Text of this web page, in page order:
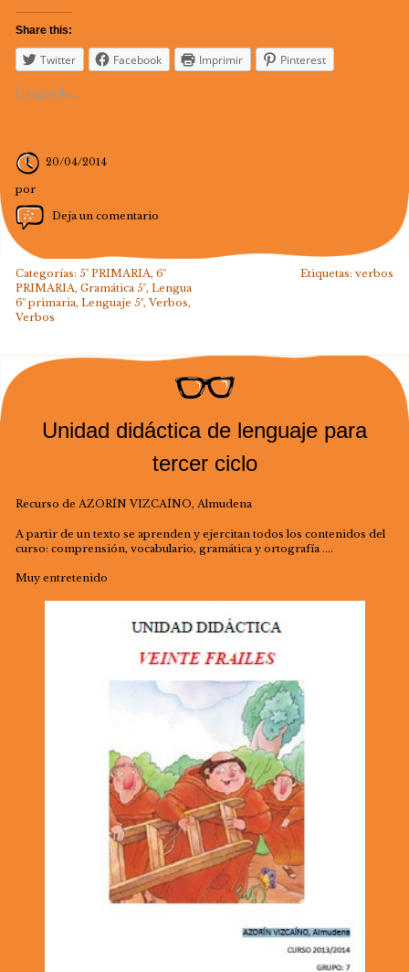
Share this:
Twitter Facebook Imprimir Pinterest
Cargando...
20/04/2014
por
Deja un comentario
Categorías: 5º PRIMARIA, 6º
PRIMARIA, Gramática 5º, Lengua
6º primaria, Lenguaje 5º, Verbos,
Verbos
Etiquetas:verbos
Unidad didáctica de lenguaje para
tercer ciclo
Recurso de AZORÍN VIZCAÍNO, Almudena
A partir de un texto se aprenden y ejercitan todos los contenidos del
curso: comprensión, vocabulario, gramática y ortografía ….
Muy entretenido